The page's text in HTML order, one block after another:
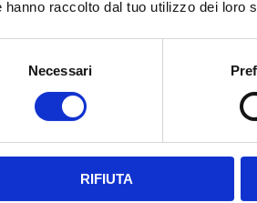
hanno raccolto dal tuo utilizzo dei loro
Necessari
RIFIUTA
in questo browser per la